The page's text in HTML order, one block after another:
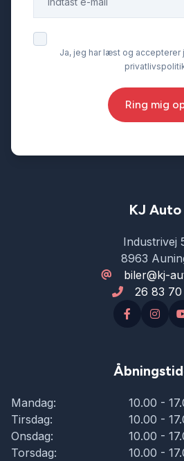
Ja, jeg har læst og
Ring mig
KJ Auto
Industrivej
8963
biler@kj-
26 83 70
Mandag:
10.00 -
Tirsdag:
10.00 -
Onsdag:
10.00 -
Torsdag:
10.00 -